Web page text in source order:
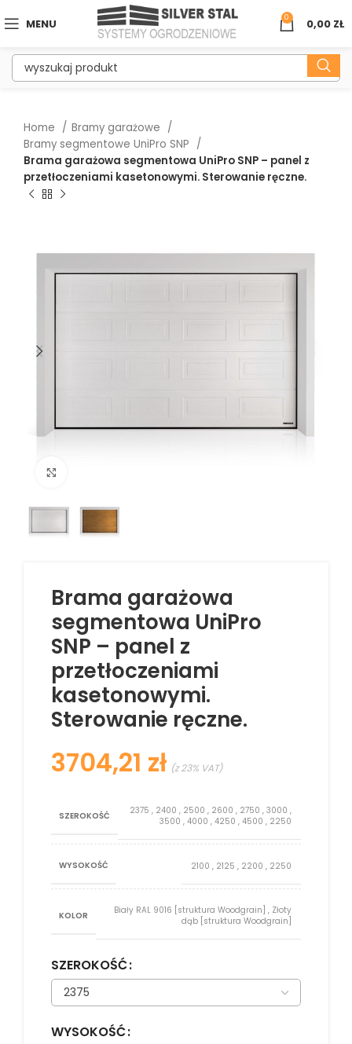
MENU 0 0,00 ZŁ
Home
Bramy garażowe
Bramy segmentowe UniPro SNP
Brama garażowa segmentowa UniPro SNP – panel z
przetłoczeniami kasetonowymi. Sterowanie ręczne.
Brama garażowa
segmentowa UniPro
SNP – panel z
przetłoczeniami
kasetonowymi.
Sterowanie ręczne.
zł
SZEROKOŚĆ 2375 , 2400 , 2500 , 2600 , 2750 , 3000 ,
3500 , 4000 , 4250 , 4500 , 2250
WYSOKOŚĆ 2100 , 2125 , 2200 , 2250
KOLOR Biały RAL 9016 [struktura Woodgrain] , Złoty
dąb [struktura Woodgrain]
SZEROKOŚĆ
WYSOKOŚĆ